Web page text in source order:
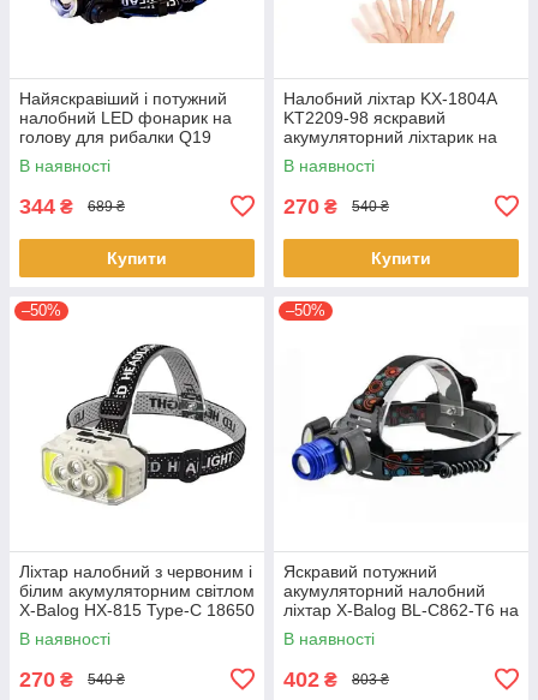
Найяскравіший і потужний
налобний LED фонарик на
голову для рибалки Q19
акумуляторний 18650 з
сенсором
В наявності
344 ₴ 689 ₴
Купити
Налобний ліхтар KX-1804A
KT2209-98 яскравий
акумуляторний ліхтарик на
голову з датчиком руху
XPE+COB 18650
В наявності
270 ₴ 540 ₴
Купити
–50%
Ліхтар налобний з червоним і
білим акумуляторним світлом
X-Balog HX-815 Type-C 18650
В наявності
270 ₴ 540 ₴
–50%
Яскравий потужний
акумуляторний налобний
ліхтар X-Balog BL-C862-T6 на
голову із зарядкою 2x18650
XPE+COB
В наявності
402 ₴ 803 ₴